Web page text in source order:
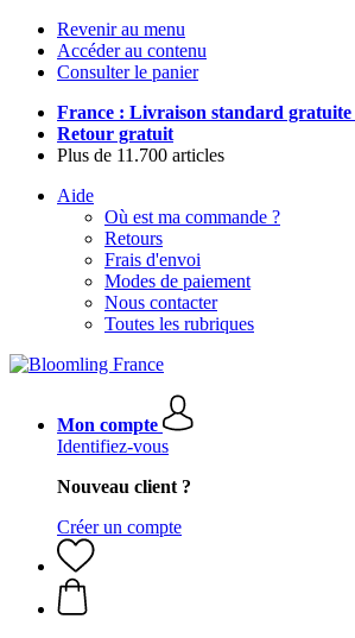
Revenir au menu
Accéder au contenu
Consulter le panier
France : Livraison standard gratuite
Retour gratuit
Plus de 11.700 articles
Aide
Où est ma commande ?
Retours
Frais d'envoi
Modes de paiement
Nous contacter
Toutes les rubriques
Mon compte
Identifiez-vous
Nouveau client ?
Créer un compte